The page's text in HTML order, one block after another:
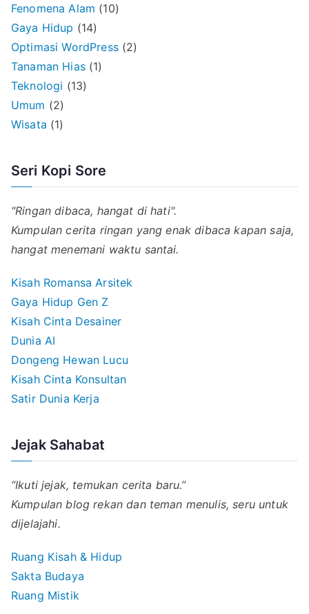
Fenomena Alam (10)
Gaya Hidup (14)
Optimasi WordPress(2)
Tanaman Hias(1)
Teknologi (13)
Umum (2)
Wisata (1)
Seri Kopi Sore
"Ringan dibaca, hangat di hati".
Kumpulan cerita ringan yang enak dibaca kapan saja,
hangat menemani waktu santai.
Kisah Romansa Arsitek
Gaya Hidup Gen Z
Kisah Cinta Desainer
Dunia AI
Dongeng Hewan Lucu
Kisah Cinta Konsultan
Satir Dunia Kerja
Jejak Sahabat
“Ikuti jejak, temukan cerita baru.”
Kumpulan blog rekan dan teman menulis, seru untuk
dijelajahi.
Ruang Kisah & Hidup
Sakta Budaya
Ruang Mistik